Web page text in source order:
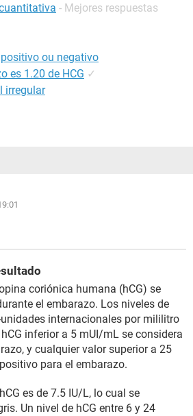
- Mejores respuestas
ou negativo
es 1.20 de HCG ✓
irregular
coriónica humana (hCG) se
el embarazo. Los niveles de
internacionales por mililitro
inferior a 5 mUI/mL se considera
y cualquier valor superior a 25
para el embarazo.
es de 7.5 IU/L, lo cual se
Un nivel de hCG entre 6 y 24